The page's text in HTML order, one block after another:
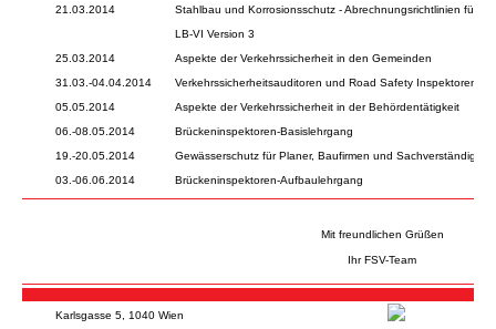
21.03.2014
Stahlbau und Korrosionsschutz - Abrechnungsrichtlinien für
LB-VI Version 3
25.03.2014
Aspekte der Verkehrssicherheit in den Gemeinden
31.03.-04.04.2014
Verkehrssicherheitsauditoren und Road Safety Inspektoren
05.05.2014
Aspekte der Verkehrssicherheit in der Behördentätigkeit
06.-08.05.2014
Brückeninspektoren-Basislehrgang
19.-20.05.2014
Gewässerschutz für Planer, Baufirmen und Sachverständige
03.-06.06.2014
Brückeninspektoren-Aufbaulehrgang
Mit freundlichen Grüßen
Ihr FSV-Team
Karlsgasse 5, 1040 Wien